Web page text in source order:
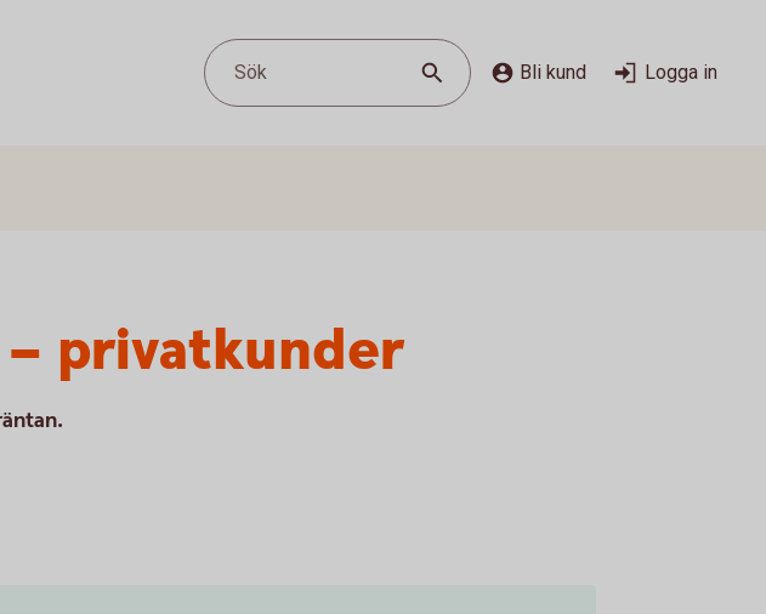
Sök Bli kund Logga in
privatkunder